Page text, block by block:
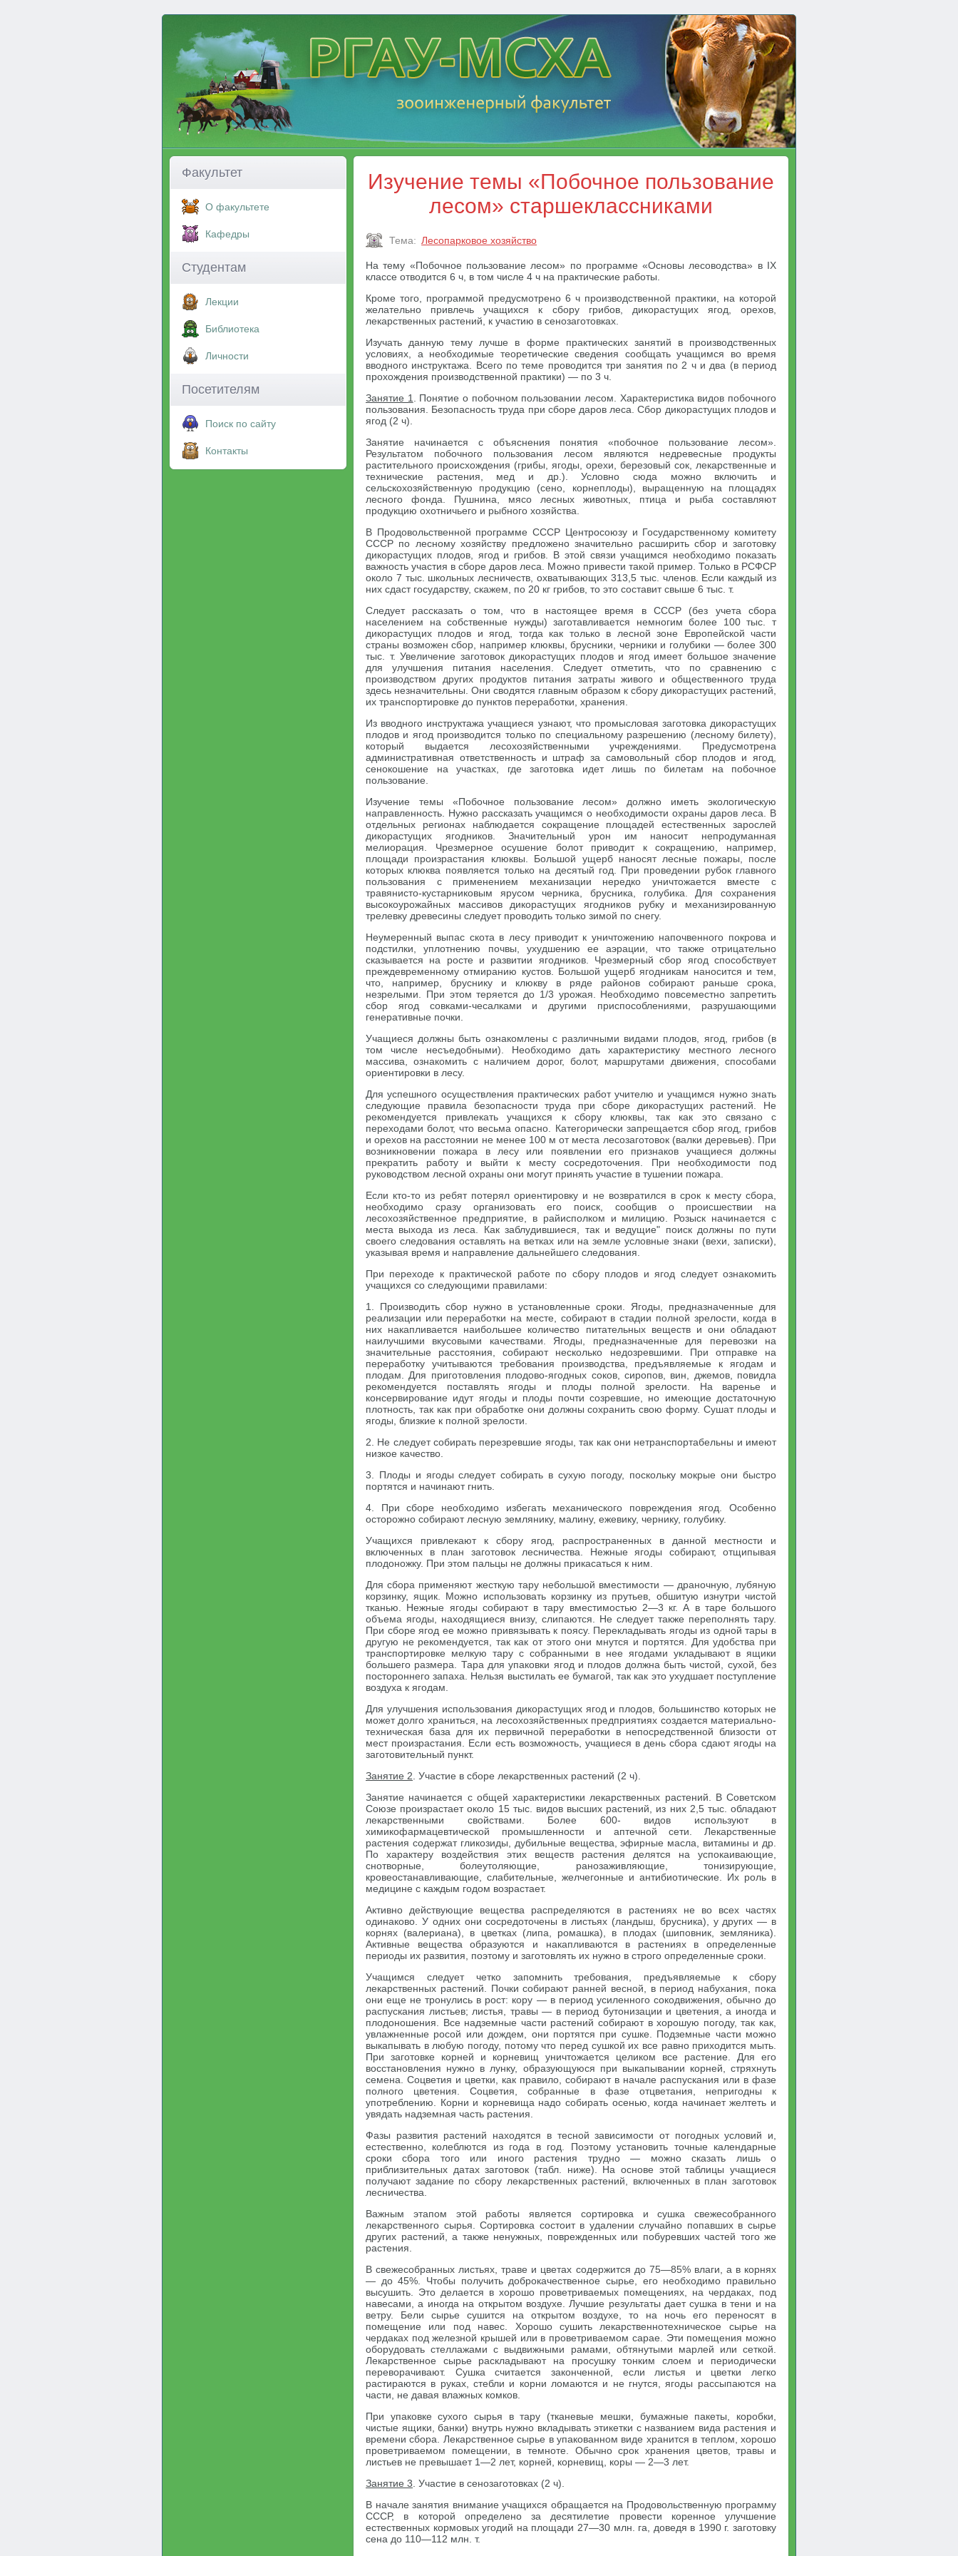
Факультет
О факультете
Кафедры
Студентам
Лекции
Библиотека
Личности
Посетителям
Поиск по сайту
Контакты
Изучение темы «Побочное пользование
лесом» старшеклассниками
Тема: Лесопарковое хозяйство
На тему «Побочное пользование лесом» по программе «Основы лесоводства» в IX
классе отводится 6 ч, в том числе 4 ч на практические работы.
Кроме того, программой предусмотрено 6 ч производственной практики, на которой
желательно привлечь учащихся к сбору грибов, дикорастущих ягод, орехов,
лекарственных растений, к участию в сенозаготовках.
Изучать данную тему лучше в форме практических занятий в производственных
условиях, а необходимые теоретические сведения сообщать учащимся во время
вводного инструктажа. Всего по теме проводится три занятия по 2 ч и два (в период
прохождения производственной практики) — по 3 ч.
Занятие 1
. Понятие о побочном пользовании лесом. Характеристика видов побочного
пользования. Безопасность труда при сборе даров леса. Сбор дикорастущих плодов и
ягод (2 ч).
Занятие начинается с объяснения понятия «побочное пользование лесом».
Результатом побочного пользования лесом являются недревесные продукты
растительного происхождения (грибы, ягоды, орехи, березовый сок, лекарственные и
технические растения, мед и др.). Условно сюда можно включить и
сельскохозяйственную продукцию (сено, корнеплоды), выращенную на площадях
лесного фонда. Пушнина, мясо лесных животных, птица и рыба составляют
продукцию охотничьего и рыбного хозяйства.
В Продовольственной программе СССР Центросоюзу и Государственному комитету
СССР по лесному хозяйству предложено значительно расширить сбор и заготовку
дикорастущих плодов, ягод и грибов. В этой связи учащимся необходимо показать
важность участия в сборе даров леса. Можно привести такой пример. Только в РСФСР
около 7 тыс. школьных лесничеств, охватывающих 313,5 тыс. членов. Если каждый из
них сдаст государству, скажем, по 20 кг грибов, то это составит свыше 6 тыс. т.
Следует рассказать о том, что в настоящее время в СССР (без учета сбора
населением на собственные нужды) заготавливается немногим более 100 тыс. т
дикорастущих плодов и ягод, тогда как только в лесной зоне Европейской части
страны возможен сбор, например клюквы, брусники, черники и голубики — более 300
тыс. т. Увеличение заготовок дикорастущих плодов и ягод имеет большое значение
для улучшения питания населения. Следует отметить, что по сравнению с
производством других продуктов питания затраты живого и общественного труда
здесь незначительны. Они сводятся главным образом к сбору дикорастущих растений,
их транспортировке до пунктов переработки, хранения.
Из вводного инструктажа учащиеся узнают, что промысловая заготовка дикорастущих
плодов и ягод производится только по специальному разрешению (лесному билету),
который выдается лесохозяйственными учреждениями. Предусмотрена
административная ответственность и штраф за самовольный сбор плодов и ягод,
сенокошение на участках, где заготовка идет лишь по билетам на побочное
пользование.
Изучение темы «Побочное пользование лесом» должно иметь экологическую
направленность. Нужно рассказать учащимся о необходимости охраны даров леса. В
отдельных регионах наблюдается сокращение площадей естественных зарослей
дикорастущих ягодников. Значительный урон им наносит непродуманная
мелиорация. Чрезмерное осушение болот приводит к сокращению, например,
площади произрастания клюквы. Большой ущерб наносят лесные пожары, после
которых клюква появляется только на десятый год. При проведении рубок главного
пользования с применением механизации нередко уничтожается вместе с
травянисто-кустарниковым ярусом черника, брусника, голубика. Для сохранения
высокоурожайных массивов дикорастущих ягодников рубку и механизированную
трелевку древесины следует проводить только зимой по снегу.
Неумеренный выпас скота в лесу приводит к уничтожению напочвенного покрова и
подстилки, уплотнению почвы, ухудшению ее аэрации, что также отрицательно
сказывается на росте и развитии ягодников. Чрезмерный сбор ягод способствует
преждевременному отмиранию кустов. Большой ущерб ягодникам наносится и тем,
что, например, бруснику и клюкву в ряде районов собирают раньше срока,
незрелыми. При этом теряется до 1/3 урожая. Необходимо повсеместно запретить
сбор ягод совками-чесалками и другими приспособлениями, разрушающими
генеративные почки.
Учащиеся должны быть ознакомлены с различными видами плодов, ягод, грибов (в
том числе несъедобными). Необходимо дать характеристику местного лесного
массива, ознакомить с наличием дорог, болот, маршрутами движения, способами
ориентировки в лесу.
Для успешного осуществления практических работ учителю и учащимся нужно знать
следующие правила безопасности труда при сборе дикорастущих растений. Не
рекомендуется привлекать учащихся к сбору клюквы, так как это связано с
переходами болот, что весьма опасно. Категорически запрещается сбор ягод, грибов
и орехов на расстоянии не менее 100 м от места лесозаготовок (валки деревьев). При
возникновении пожара в лесу или появлении его признаков учащиеся должны
прекратить работу и выйти к месту сосредоточения. При необходимости под
руководством лесной охраны они могут принять участие в тушении пожара.
Если кто-то из ребят потерял ориентировку и не возвратился в срок к месту сбора,
необходимо сразу организовать его поиск, сообщив о происшествии на
лесохозяйственное предприятие, в райисполком и милицию. Розыск начинается с
места выхода из леса. Как заблудившиеся, так и ведущие" поиск должны по пути
своего следования оставлять на ветках или на земле условные знаки (вехи, записки),
указывая время и направление дальнейшего следования.
При переходе к практической работе по сбору плодов и ягод следует ознакомить
учащихся со следующими правилами:
1. Производить сбор нужно в установленные сроки. Ягоды, предназначенные для
реализации или переработки на месте, собирают в стадии полной зрелости, когда в
них накапливается наибольшее количество питательных веществ и они обладают
наилучшими вкусовыми качествами. Ягоды, предназначенные для перевозки на
значительные расстояния, собирают несколько недозревшими. При отправке на
переработку учитываются требования производства, предъявляемые к ягодам и
плодам. Для приготовления плодово-ягодных соков, сиропов, вин, джемов, повидла
рекомендуется поставлять ягоды и плоды полной зрелости. На варенье и
консервирование идут ягоды и плоды почти созревшие, но имеющие достаточную
плотность, так как при обработке они должны сохранить свою форму. Сушат плоды и
ягоды, близкие к полной зрелости.
2. Не следует собирать перезревшие ягоды, так как они нетранспортабельны и имеют
низкое качество.
3. Плоды и ягоды следует собирать в сухую погоду, поскольку мокрые они быстро
портятся и начинают гнить.
4. При сборе необходимо избегать механического повреждения ягод. Особенно
осторожно собирают лесную землянику, малину, ежевику, чернику, голубику.
Учащихся привлекают к сбору ягод, распространенных в данной местности и
включенных в план заготовок лесничества. Нежные ягоды собирают, отщипывая
плодоножку. При этом пальцы не должны прикасаться к ним.
Для сбора применяют жесткую тару небольшой вместимости — драночную, лубяную
корзинку, ящик. Можно использовать корзинку из прутьев, обшитую изнутри чистой
тканью. Нежные ягоды собирают в тару вместимостью 2—3 кг. А в таре большого
объема ягоды, находящиеся внизу, слипаются. Не следует также переполнять тару.
При сборе ягод ее можно привязывать к поясу. Перекладывать ягоды из одной тары в
другую не рекомендуется, так как от этого они мнутся и портятся. Для удобства при
транспортировке мелкую тару с собранными в нее ягодами укладывают в ящики
большего размера. Тара для упаковки ягод и плодов должна быть чистой, сухой, без
постороннего запаха. Нельзя выстилать ее бумагой, так как это ухудшает поступление
воздуха к ягодам.
Для улучшения использования дикорастущих ягод и плодов, большинство которых не
может долго храниться, на лесохозяйственных предприятиях создается материально-
техническая база для их первичной переработки в непосредственной близости от
мест произрастания. Если есть возможность, учащиеся в день сбора сдают ягоды на
заготовительный пункт.
Занятие 2 . Участие в сборе лекарственных растений (2 ч).
Занятие начинается с общей характеристики лекарственных растений. В Советском
Союзе произрастает около 15 тыс. видов высших растений, из них 2,5 тыс. обладают
лекарственными свойствами. Более 600- видов используют в
химикофармацевтической промышленности и аптечной сети. Лекарственные
растения содержат гликозиды, дубильные вещества, эфирные масла, витамины и др.
По характеру воздействия этих веществ растения делятся на успокаивающие,
снотворные, болеутоляющие, ранозаживляющие, тонизирующие,
кровеостанавливающие, слабительные, желчегонные и антибиотические. Их роль в
медицине с каждым годом возрастает.
Активно действующие вещества распределяются в растениях не во всех частях
одинаково. У одних они сосредоточены в листьях (ландыш, брусника), у других — в
корнях (валериана), в цветках (липа, ромашка), в плодах (шиповник, земляника).
Активные вещества образуются и накапливаются в растениях в определенные
периоды их развития, поэтому и заготовлять их нужно в строго определенные сроки.
Учащимся следует четко запомнить требования, предъявляемые к сбору
лекарственных растений. Почки собирают ранней весной, в период набухания, пока
они еще не тронулись в рост: кору — в период усиленного сокодвижения, обычно до
распускания листьев; листья, травы — в период бутонизации и цветения, а иногда и
плодоношения. Все надземные части растений собирают в хорошую погоду, так как,
увлажненные росой или дождем, они портятся при сушке. Подземные части можно
выкапывать в любую погоду, потому что перед сушкой их все равно приходится мыть.
При заготовке корней и корневищ уничтожается целиком все растение. Для его
восстановления нужно в лунку, образующуюся при выкапывании корней, стряхнуть
семена. Соцветия и цветки, как правило, собирают в начале распускания или в фазе
полного цветения. Соцветия, собранные в фазе отцветания, непригодны к
употреблению. Корни и корневища надо собирать осенью, когда начинает желтеть и
увядать надземная часть растения.
Фазы развития растений находятся в тесной зависимости от погодных условий и,
естественно, колеблются из года в год. Поэтому установить точные календарные
сроки сбора того или иного растения трудно — можно сказать лишь о
приблизительных датах заготовок (табл. ниже). На основе этой таблицы учащиеся
получают задание по сбору лекарственных растений, включенных в план заготовок
лесничества.
Важным этапом этой работы является сортировка и сушка свежесобранного
лекарственного сырья. Сортировка состоит в удалении случайно попавших в сырье
других растений, а также ненужных, поврежденных или побуревших частей того же
растения.
В свежесобранных листьях, траве и цветах содержится до 75—85% влаги, а в корнях
— до 45%. Чтобы получить доброкачественное сырье, его необходимо правильно
высушить. Это делается в хорошо проветриваемых помещениях, на чердаках, под
навесами, а иногда на открытом воздухе. Лучшие результаты дает сушка в тени и на
ветру. Бели сырье сушится на открытом воздухе, то на ночь его переносят в
помещение или под навес. Хорошо сушить лекарственнотехническое сырье на
чердаках под железной крышей или в проветриваемом сарае. Эти помещения можно
оборудовать стеллажами с выдвижными рамами, обтянутыми марлей или сеткой.
Лекарственное сырье раскладывают на просушку тонким слоем и периодически
переворачивают. Сушка считается законченной, если листья и цветки легко
растираются в руках, стебли и корни ломаются и не гнутся, ягоды рассыпаются на
части, не давая влажных комков.
При упаковке сухого сырья в тару (тканевые мешки, бумажные пакеты, коробки,
чистые ящики, банки) внутрь нужно вкладывать этикетки с названием вида растения и
времени сбора. Лекарственное сырье в упакованном виде хранится в теплом, хорошо
проветриваемом помещении, в темноте. Обычно срок хранения цветов, травы и
листьев не превышает 1—2 лет, корней, корневищ, коры — 2—3 лет.
Занятие 3 . Участие в сенозаготовках (2 ч).
В начале занятия внимание учащихся обращается на Продовольственную программу
СССР, в которой определено за десятилетие провести коренное улучшение
естественных кормовых угодий на площади 27—30 млн. га, доведя в 1990 г. заготовку
сена до 110—112 млн. т.